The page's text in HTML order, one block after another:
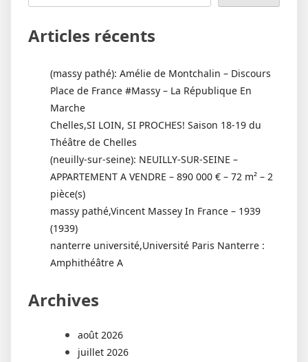
Articles récents
(massy pathé): Amélie de Montchalin – Discours
Place de France #Massy – La République En
Marche
Chelles,SI LOIN, SI PROCHES! Saison 18-19 du
Théâtre de Chelles
(neuilly-sur-seine): NEUILLY-SUR-SEINE –
APPARTEMENT A VENDRE – 890 000 € – 72 m² – 2
pièce(s)
massy pathé,Vincent Massey In France – 1939
(1939)
nanterre université,Université Paris Nanterre :
Amphithéâtre A
Archives
août 2026
juillet 2026